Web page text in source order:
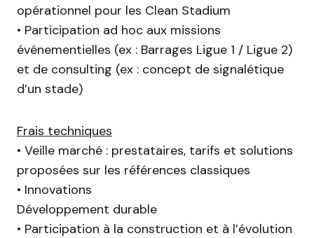
opérationnel pour les Clean Stadium
• Participation ad hoc aux missions
événementielles (ex : Barrages Ligue 1 / Ligue 2)
et de consulting (ex : concept de signalétique
d’un stade)
Frais techniques
• Veille marché : prestataires, tarifs et solutions
proposées sur les références classiques
• Innovations
Développement durable
• Participation à la construction et à l’évolution